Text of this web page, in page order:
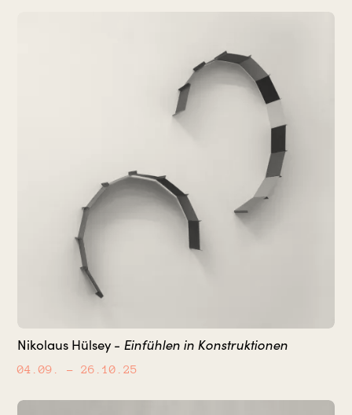
Nikolaus Hülsey - Einfühlen in Konstruktionen
04.09. – 26.10.25